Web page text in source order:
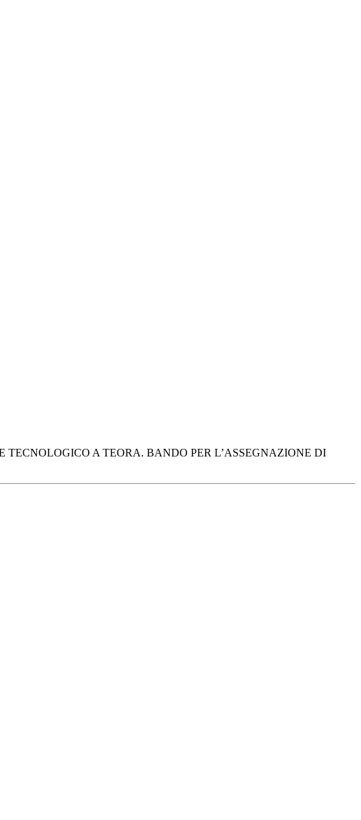
A TEORA. BANDO PER L’ASSEGNAZIONE DI